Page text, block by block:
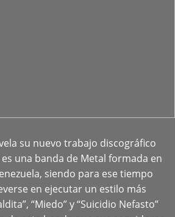
su nuevo trabajo discográfico
una banda de Metal formada en
siendo para ese tiempo
en ejecutar un estilo más
“Miedo” y “Suicidio Nefasto”
+